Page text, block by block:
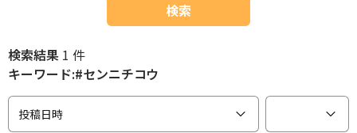
検索
検索結果 1 件
キーワード:#センニチコウ
投稿日時